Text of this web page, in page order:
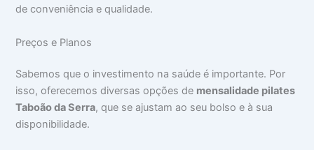
de conveniência e qualidade.
Preços e Planos
Sabemos que o investimento na saúde é importante. Por
isso, oferecemos diversas opções de mensalidade pilates
Taboão da Serra, que se ajustam ao seu bolso e à sua
disponibilidade.